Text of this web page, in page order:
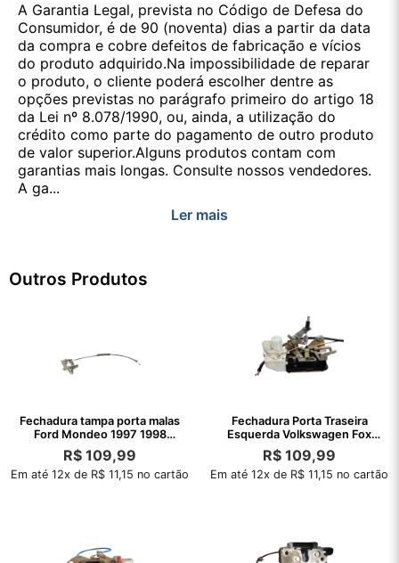
A Garantia Legal, prevista no Código de Defesa do
Consumidor, é de 90 (noventa) dias a partir da data
da compra e cobre defeitos de fabricação e vícios
do produto adquirido.Na impossibilidade de reparar
o produto, o cliente poderá escolher dentre as
opções previstas no parágrafo primeiro do artigo 18
da Lei nº 8.078/1990, ou, ainda, a utilização do
crédito como parte do pagamento de outro produto
de valor superior.Alguns produtos contam com
garantias mais longas. Consulte nossos vendedores.
A ga...
Ler mais
Outros Produtos
Fechadura tampa porta malas
Ford Mondeo 1997 1998
original
R$ 109,99
Em até 12x de R$ 11,15 no cartão
Fechadura Porta Traseira
Esquerda Volkswagen Fox
2005/2007
R$ 109,99
Em até 12x de R$ 11,15 no cartão